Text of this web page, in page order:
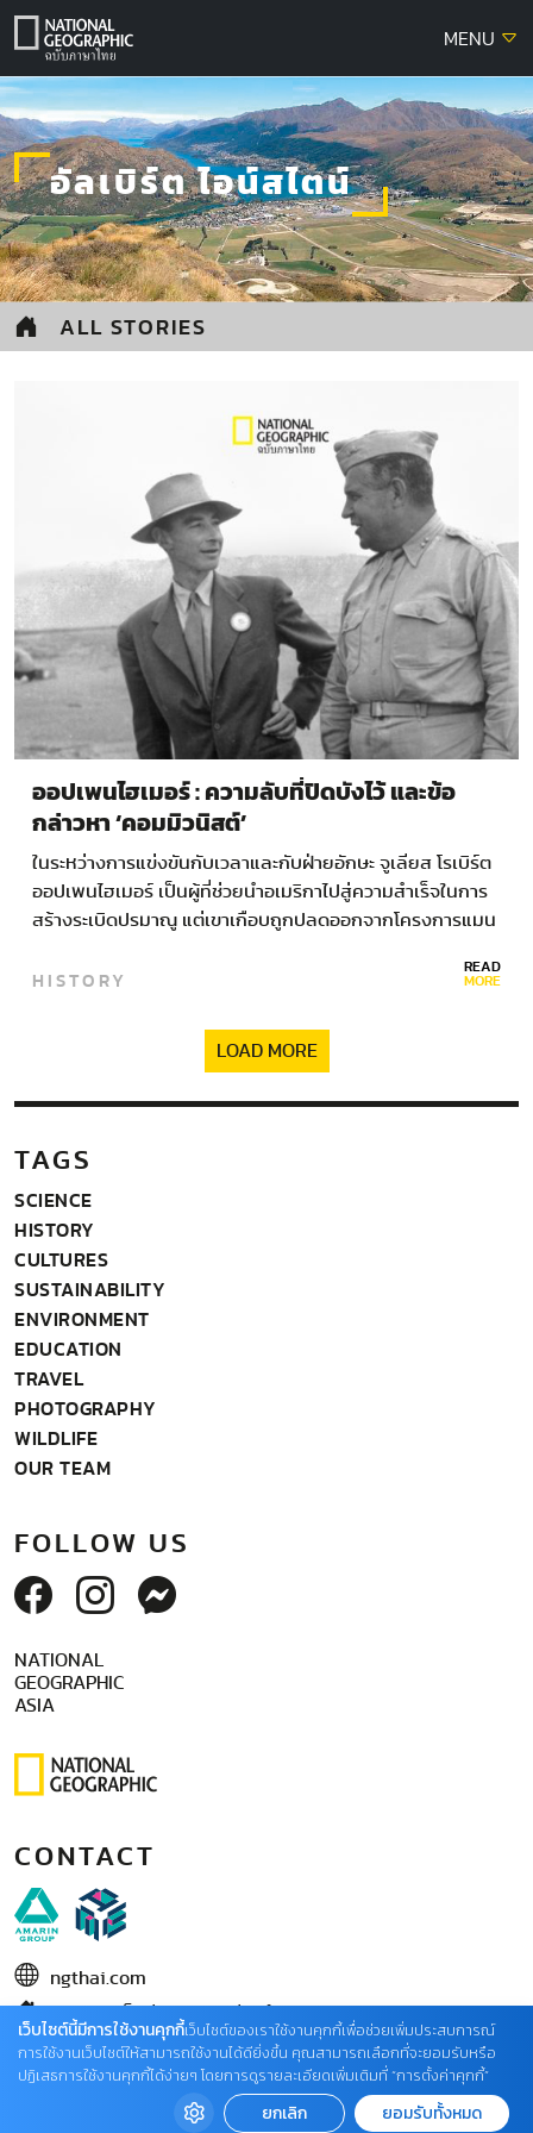
Skip
MENU
อัลเบิร์ต ไอน์สไตน์
ALL STORIES
ออปเพนไฮเมอร์ : ความลับที่ปิดบังไว้ และข้อ
กล่าวหา ‘คอมมิวนิสต์’
ในระหว่างการแข่งขันกับเวลาและกับฝ่ายอักษะ จูเลียส โรเบิร์ต
ออปเพนไฮเมอร์ เป็นผู้ที่ช่วยนำอเมริกาไปสู่ความสำเร็จในการ
สร้างระเบิดปรมาณู แต่เขาเกือบถูกปลดออกจากโครงการแมน
HISTORY READ
MORE
LOAD MORE
TAGS
SCIENCE
HISTORY
CULTURES
SUSTAINABILITY
ENVIRONMENT
EDUCATION
TRAVEL
PHOTOGRAPHY
WILDLIFE
OUR TEAM
FOLLOW US
NATIONAL
GEOGRAPHIC
ASIA
CONTACT
ngthai.com
ในเครือ บริษัท อมรินทร์ คอร์เปอเรชั่นส์ จำกัด (มหาชน)
02 422 9999 ต่อ 4220
ติดต่อแจ้งปัญหาหรือร้องเรียน
เว็บไซต์นี้มีการใช้งานคุกกี้เว็บไซต์ของเราใช้งานคุกกี้เพื่อช่วยเพิ่มประสบการณ์
การใช้งานเว็บไซต์ให้สามารถใช้งานได้ดียิ่งขึ้น คุณสามารถเลือกที่จะยอมรับหรือ
ปฏิเสธการใช้งานคุกกี้ได้ง่ายๆ โดยการดูรายละเอียดเพิ่มเติมที่ “การตั้งค่าคุกกี้”
ยกเลิก ยอมรับทั้งหมด